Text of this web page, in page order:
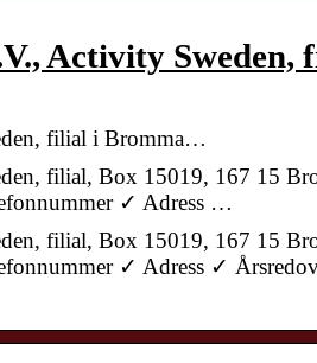
Activity Sweden,
filial i Bromma…
filial, Box 15019, 167 15
✓ Adress …
filial, Box 15019, 167 15
✓ Adress ✓